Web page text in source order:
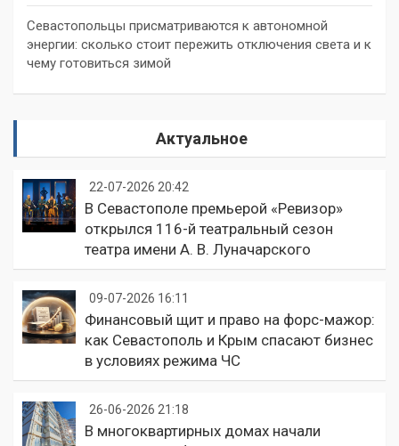
Севастопольцы присматриваются к автономной
энергии: сколько стоит пережить отключения света и к
чему готовиться зимой
Актуальное
22-07-2026 20:42
В Севастополе премьерой «Ревизор»
открылся 116-й театральный сезон
театра имени А. В. Луначарского
09-07-2026 16:11
Финансовый щит и право на форс-мажор:
как Севастополь и Крым спасают бизнес
в условиях режима ЧС
26-06-2026 21:18
В многоквартирных домах начали